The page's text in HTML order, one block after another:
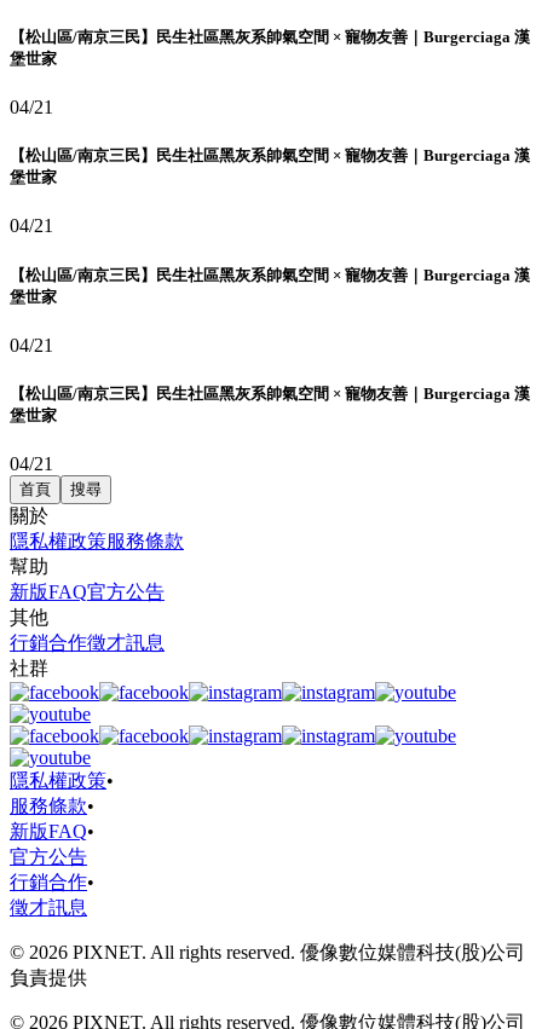
【松山區/南京三民】民生社區黑灰系帥氣空間 × 寵物友善｜Burgerciaga 漢
堡世家
04/21
【松山區/南京三民】民生社區黑灰系帥氣空間 × 寵物友善｜Burgerciaga 漢
堡世家
04/21
【松山區/南京三民】民生社區黑灰系帥氣空間 × 寵物友善｜Burgerciaga 漢
堡世家
04/21
【松山區/南京三民】民生社區黑灰系帥氣空間 × 寵物友善｜Burgerciaga 漢
堡世家
04/21
首頁 搜尋
關於
隱私權政策服務條款
幫助
新版FAQ官方公告
其他
行銷合作徵才訊息
社群
隱私權政策•
服務條款•
新版FAQ•
官方公告
行銷合作•
徵才訊息
© 2026 PIXNET. All rights reserved. 優像數位媒體科技(股)公司
負責提供
© 2026 PIXNET. All rights reserved. 優像數位媒體科技(股)公司